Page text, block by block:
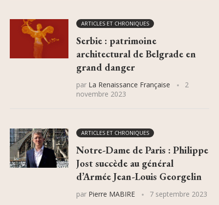
ARTICLES ET CHRONIQUES
Serbie : patrimoine
architectural de Belgrade en
grand danger
par La Renaissance Française
2
novembre 2023
ARTICLES ET CHRONIQUES
Notre-Dame de Paris : Philippe
Jost succède au général
d’Armée Jean-Louis Georgelin
par Pierre MABIRE 7 septembre 2023